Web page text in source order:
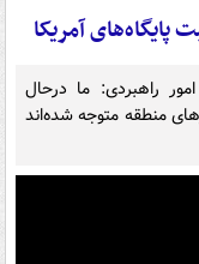
آمریکا
راهبردی: ما درحال
منطقه متوجه شده‌اند